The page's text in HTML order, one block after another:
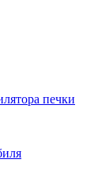
печки